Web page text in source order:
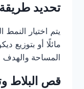
تحديد
يتم اختيار
مائلًا أو
المساحة والهدف
قص البلاط